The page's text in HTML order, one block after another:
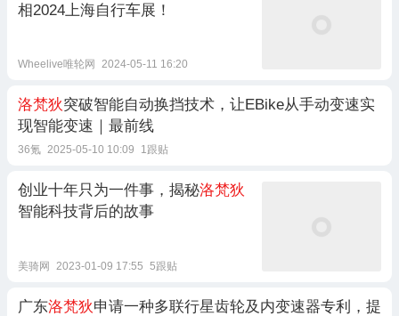
相2024上海自行车展！
Wheelive唯轮网 2024-05-11 16:20
洛梵狄突破智能自动换挡技术，让EBike从手动变速实
现智能变速｜最前线
36氪 2025-05-10 10:09 1跟贴
创业十年只为一件事，揭秘洛梵狄
智能科技背后的故事
美骑网 2023-01-09 17:55 5跟贴
广东洛梵狄申请一种多联行星齿轮及内变速器专利，提